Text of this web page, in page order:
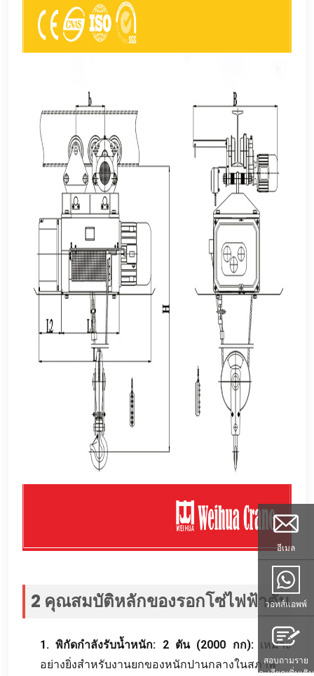
2 คุณสมบัติหลักของรอกโซ่ไฟฟ้าตัน
1. พิกัดกำลังรับน้ำหนัก: 2 ตัน (2000 กก): เหมาะ
อย่างยิ่งสำหรับงานยกของหนักปานกลางในสภาพ
อีเมล
วอทส์แอพพ์
สอบถามราย
ละเอียดเพิ่มเติม